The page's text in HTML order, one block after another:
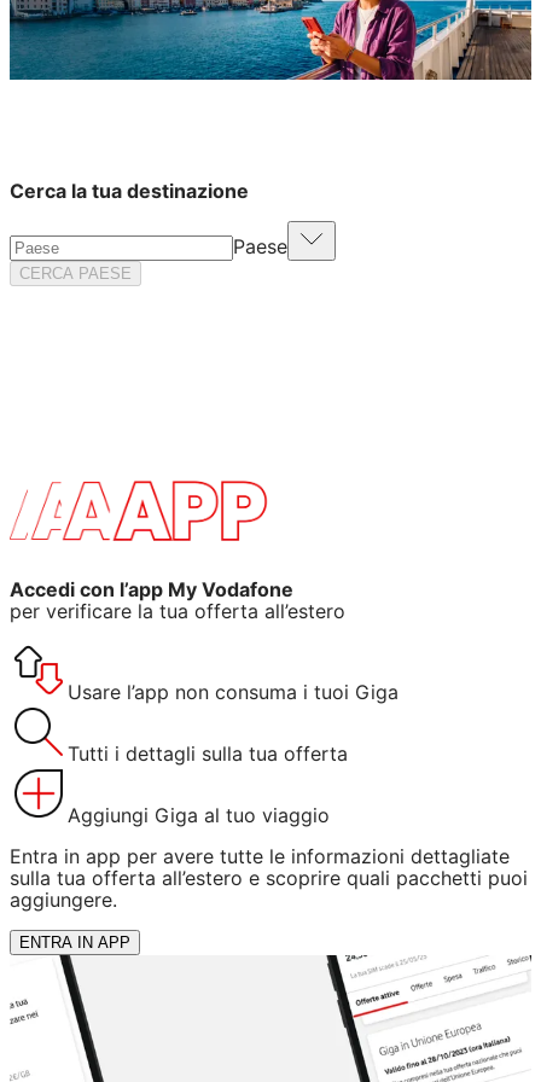
Cerca la tua destinazione
Paese
CERCA PAESE
Accedi con l’app My Vodafone
per verificare la tua offerta all’estero
Usare l’app non consuma i tuoi Giga
Tutti i dettagli sulla tua offerta
Aggiungi Giga al tuo viaggio
Entra in app per avere tutte le informazioni dettagliate
sulla tua offerta all’estero e scoprire quali pacchetti puoi
aggiungere.
ENTRA IN APP